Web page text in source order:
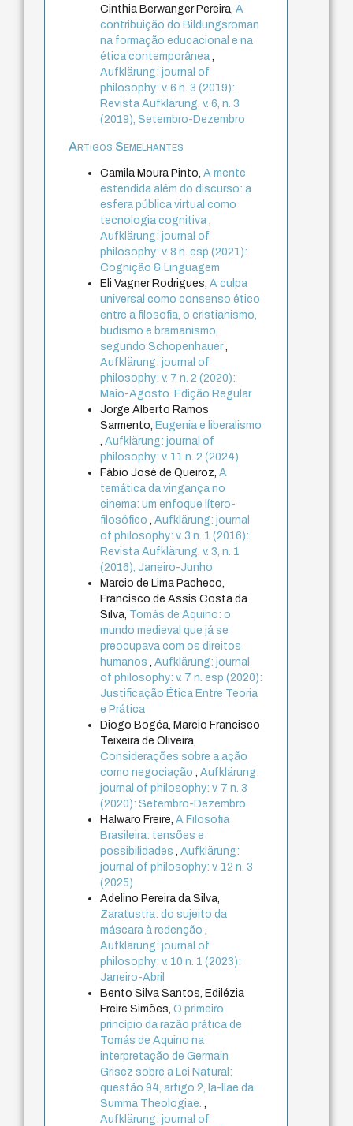
Cinthia Berwanger Pereira,A
contribuição do Bildungsroman
na formação educacional e na
ética contemporânea
Aufklärung: journal of
philosophy: v. 6 n. 3 (2019):
Revista Aufklärung. v. 6, n. 3
(2019), Setembro-Dezembro
Artigos Semelhantes
Camila Moura Pinto,A mente
estendida além do discurso: a
esfera pública virtual como
tecnologia cognitiva
Aufklärung: journal of
philosophy: v. 8 n. esp (2021):
Cognição & Linguagem
Eli Vagner Rodrigues,A culpa
universal como consenso ético
entre a filosofia, o cristianismo,
budismo e bramanismo,
segundo Schopenhauer
Aufklärung: journal of
philosophy: v. 7 n. 2 (2020):
Maio-Agosto. Edição Regular
Jorge Alberto Ramos
Sarmento,Eugenia e liberalismo
,Aufklärung: journal of
philosophy: v. 11 n. 2 (2024)
Fábio José de Queiroz,A
temática da vingança no
cinema: um enfoque lítero-
filosófico
,Aufklärung: journal
of philosophy: v. 3 n. 1 (2016):
Revista Aufklärung. v. 3, n. 1
(2016), Janeiro-Junho
Marcio de Lima Pacheco,
Francisco de Assis Costa da
Silva, Tomás de Aquino: o
mundo medieval que já se
preocupava com os direitos
humanos
,Aufklärung: journal
of philosophy: v. 7 n. esp (2020):
Justificação Ética Entre Teoria
e Prática
Diogo Bogéa, Marcio Francisco
Teixeira de Oliveira,
Considerações sobre a ação
como negociação
,Aufklärung:
journal of philosophy: v. 7 n. 3
(2020): Setembro-Dezembro
Halwaro Freire,A Filosofia
Brasileira: tensões e
possibilidades
,Aufklärung:
journal of philosophy: v. 12 n. 3
(2025)
Adelino Pereira da Silva,
Zaratustra: do sujeito da
máscara à redenção
Aufklärung: journal of
philosophy: v. 10 n. 1 (2023):
Janeiro-Abril
Bento Silva Santos, Edilézia
Freire Simões,O primeiro
princípio da razão prática de
Tomás de Aquino na
interpretação de Germain
Grisez sobre a Lei Natural:
questão 94, artigo 2, Ia-IIae da
Summa Theologiae.
Aufklärung: journal of